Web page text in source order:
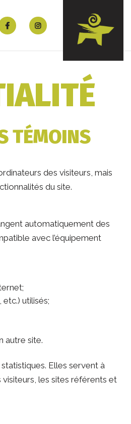
TÉMOINS
des visiteurs, mais
du site.
automatiquement des
avec l’équipement
utilisés;
autre site.
Elles servent à
les sites référents et